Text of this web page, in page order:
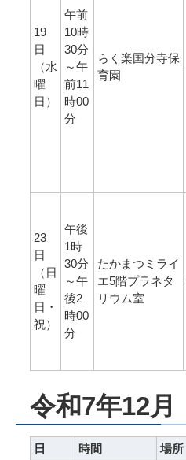
19
日
（水
曜
日）
午前
10時
30分
～午
前11
時00
分
らく楽国分寺保
育園
23
日
（日
曜
日・
祝）
午後
1時
30分
～午
後2
時00
分
たかまつミライ
エ5階プラネタ
リウム室
令和7年12月
日 時間 場所